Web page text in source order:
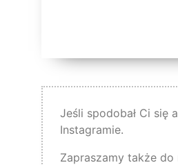
Jeśli spodobał Ci się
Instagramie.
Zapraszamy także